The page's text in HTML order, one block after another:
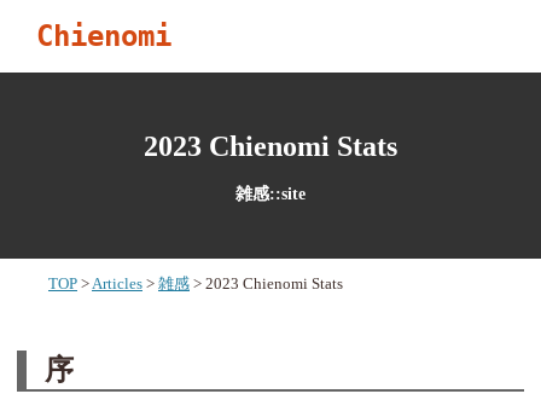
Chienomi
2023 Chienomi Stats
雑感::site
TOP Articles 雑感 2023 Chienomi Stats
序